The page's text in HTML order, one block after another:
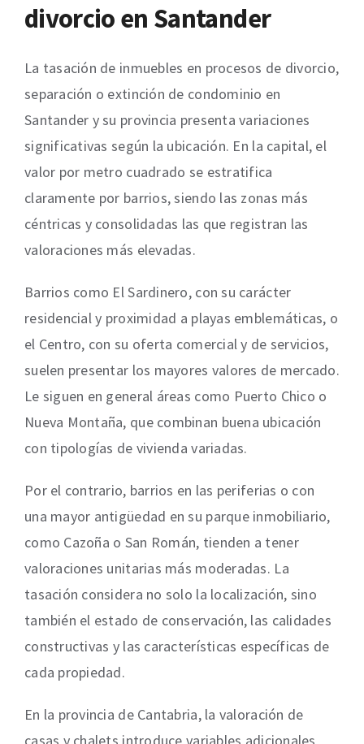
divorcio en Santander
La tasación de inmuebles en procesos de divorcio,
separación o extinción de condominio en
Santander y su provincia presenta variaciones
significativas según la ubicación. En la capital, el
valor por metro cuadrado se estratifica
claramente por barrios, siendo las zonas más
céntricas y consolidadas las que registran las
valoraciones más elevadas.
Barrios como El Sardinero, con su carácter
residencial y proximidad a playas emblemáticas, o
el Centro, con su oferta comercial y de servicios,
suelen presentar los mayores valores de mercado.
Le siguen en general áreas como Puerto Chico o
Nueva Montaña, que combinan buena ubicación
con tipologías de vivienda variadas.
Por el contrario, barrios en las periferias o con
una mayor antigüedad en su parque inmobiliario,
como Cazoña o San Román, tienden a tener
valoraciones unitarias más moderadas. La
tasación considera no solo la localización, sino
también el estado de conservación, las calidades
constructivas y las características específicas de
cada propiedad.
En la provincia de Cantabria, la valoración de